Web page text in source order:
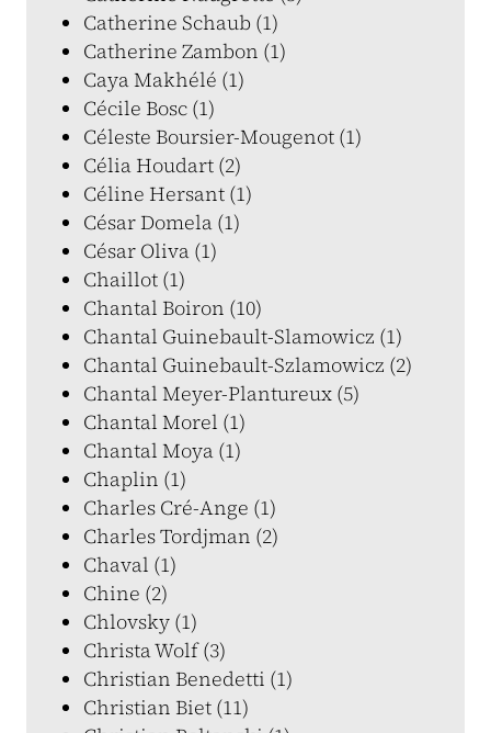
Catherine Schaub (1)
Catherine Zambon (1)
Caya Makhélé (1)
Cécile Bosc (1)
Céleste Boursier-Mougenot (1)
Célia Houdart (2)
Céline Hersant (1)
César Domela (1)
César Oliva (1)
Chaillot (1)
Chantal Boiron (10)
Chantal Guinebault-Slamowicz (1)
Chantal Guinebault-Szlamowicz (2)
Chantal Meyer-Plantureux (5)
Chantal Morel (1)
Chantal Moya (1)
Chaplin (1)
Charles Cré-Ange (1)
Charles Tordjman (2)
Chaval (1)
Chine (2)
Chlovsky (1)
Christa Wolf (3)
Christian Benedetti (1)
Christian Biet (11)